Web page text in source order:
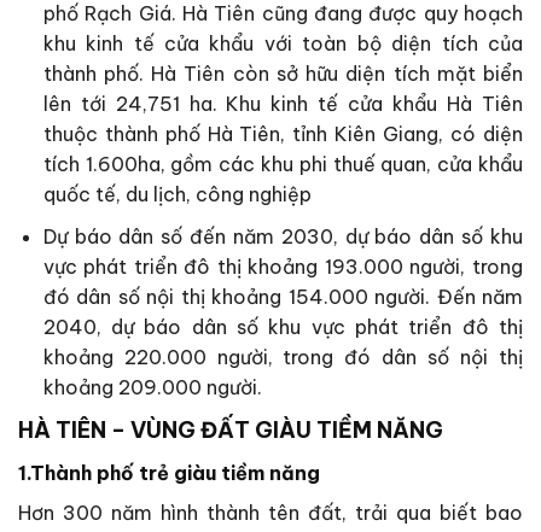
phố Rạch Giá. Hà Tiên cũng đang được quy hoạch
khu kinh tế cửa khẩu với toàn bộ diện tích của
thành phố. Hà Tiên còn sở hữu diện tích mặt biển
lên tới 24,751 ha. Khu kinh tế cửa khẩu Hà Tiên
thuộc thành phố Hà Tiên, tỉnh Kiên Giang, có diện
tích 1.600ha, gồm các khu phi thuế quan, cửa khẩu
quốc tế, du lịch, công nghiệp
Dự báo dân số đến năm 2030, dự báo dân số khu
vực phát triển đô thị khoảng 193.000 người, trong
đó dân số nội thị khoảng 154.000 người. Đến năm
2040, dự báo dân số khu vực phát triển đô thị
khoảng 220.000 người, trong đó dân số nội thị
khoảng 209.000 người.
HÀ TIÊN – VÙNG ĐẤT GIÀU TIỀM NĂNG
1.Thành phố trẻ giàu tiềm năng
Hơn 300 năm hình thành tên đất, trải qua biết bao